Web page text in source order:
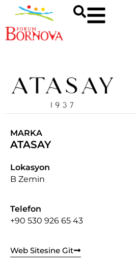
MARKA
ATASAY
Lokasyon
B Zemin
Telefon
+90 530 926 65 43
Web Sitesine Git